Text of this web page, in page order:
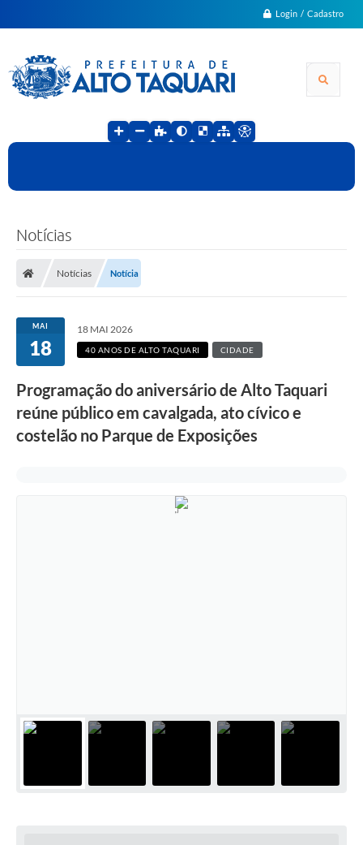
Login / Cadastro
Notícias
Notícias Notícia
MAI
18
18 MAI 2026
40 ANOS DE ALTO TAQUARI CIDADE
Programação do aniversário de Alto Taquari
reúne público em cavalgada, ato cívico e
costelão no Parque de Exposições